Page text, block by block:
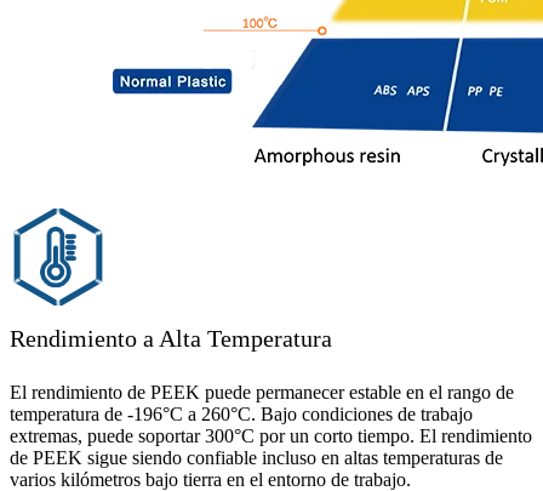
Rendimiento a Alta Temperatura
El rendimiento de PEEK puede permanecer estable en el rango de
temperatura de -196°C a 260°C. Bajo condiciones de trabajo
extremas, puede soportar 300°C por un corto tiempo. El rendimiento
de PEEK sigue siendo confiable incluso en altas temperaturas de
varios kilómetros bajo tierra en el entorno de trabajo.